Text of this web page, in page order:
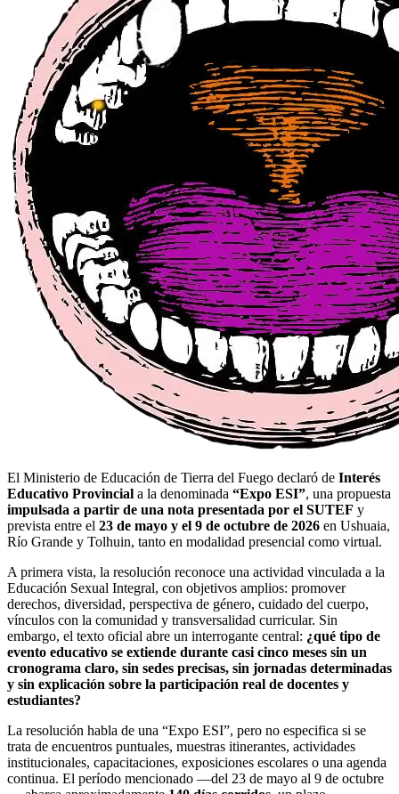
El Ministerio de Educación de Tierra del Fuego declaró de Interés
Educativo Provincial a la denominada “Expo ESI”, una propuesta
impulsada a partir de una nota presentada por el SUTEF y
prevista entre el 23 de mayo y el 9 de octubre de 2026 en Ushuaia,
Río Grande y Tolhuin, tanto en modalidad presencial como virtual.
A primera vista, la resolución reconoce una actividad vinculada a la
Educación Sexual Integral, con objetivos amplios: promover
derechos, diversidad, perspectiva de género, cuidado del cuerpo,
vínculos con la comunidad y transversalidad curricular. Sin
embargo, el texto oficial abre un interrogante central: ¿qué tipo de
evento educativo se extiende durante casi cinco meses sin un
cronograma claro, sin sedes precisas, sin jornadas determinadas
y sin explicación sobre la participación real de docentes y
estudiantes?
La resolución habla de una “Expo ESI”, pero no especifica si se
trata de encuentros puntuales, muestras itinerantes, actividades
institucionales, capacitaciones, exposiciones escolares o una agenda
continua. El período mencionado —del 23 de mayo al 9 de octubre